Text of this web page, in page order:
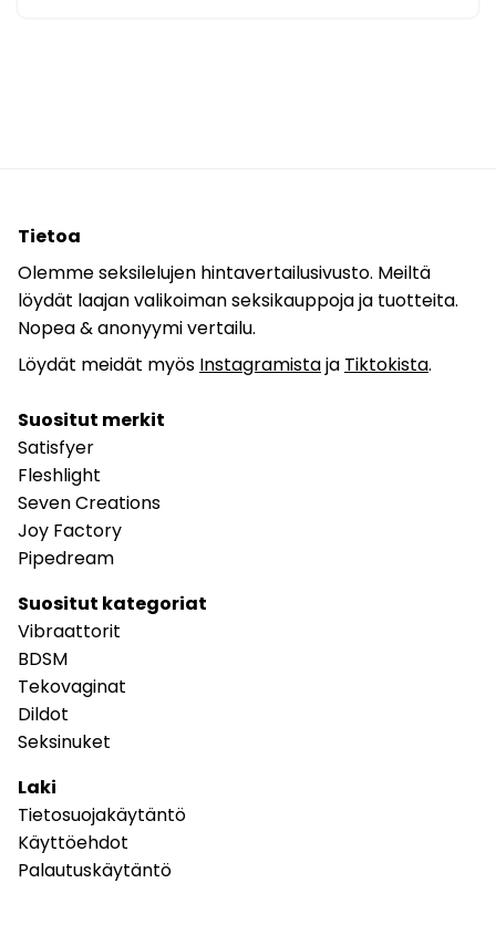
Tietoa
Olemme seksilelujen hintavertailusivusto. Meiltä
löydät laajan valikoiman seksikauppoja ja tuotteita.
Nopea & anonyymi vertailu.
Löydät meidät myös Instagramistaja Tiktokista.
Suositut merkit
Satisfyer
Fleshlight
Seven Creations
Joy Factory
Pipedream
Suositut kategoriat
Vibraattorit
BDSM
Tekovaginat
Dildot
Seksinuket
Laki
Tietosuojakäytäntö
Käyttöehdot
Palautuskäytäntö